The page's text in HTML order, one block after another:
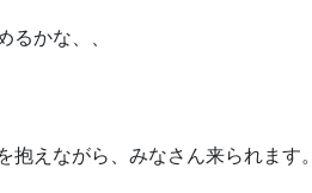
るかな、、
抱えながら、みなさん来られます。